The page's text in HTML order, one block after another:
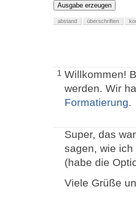
Ausgabe erzeugen
abstand überschriften
1 Willkommen!
werden. Wir
Formatierung.
Super, das
sagen, wie
(habe die
Viele Grüße